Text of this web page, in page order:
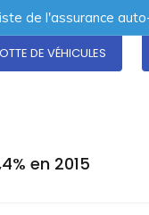
de l'assurance
DE VÉHICULES
en 2015